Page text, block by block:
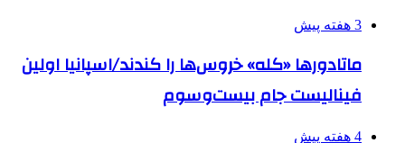
3 هفته پیش
ماتادورها «کله» خروس‌ها را کندند/اسپانیا اولین
فینالیست جام بیست‌وسوم
4 هفته پیش